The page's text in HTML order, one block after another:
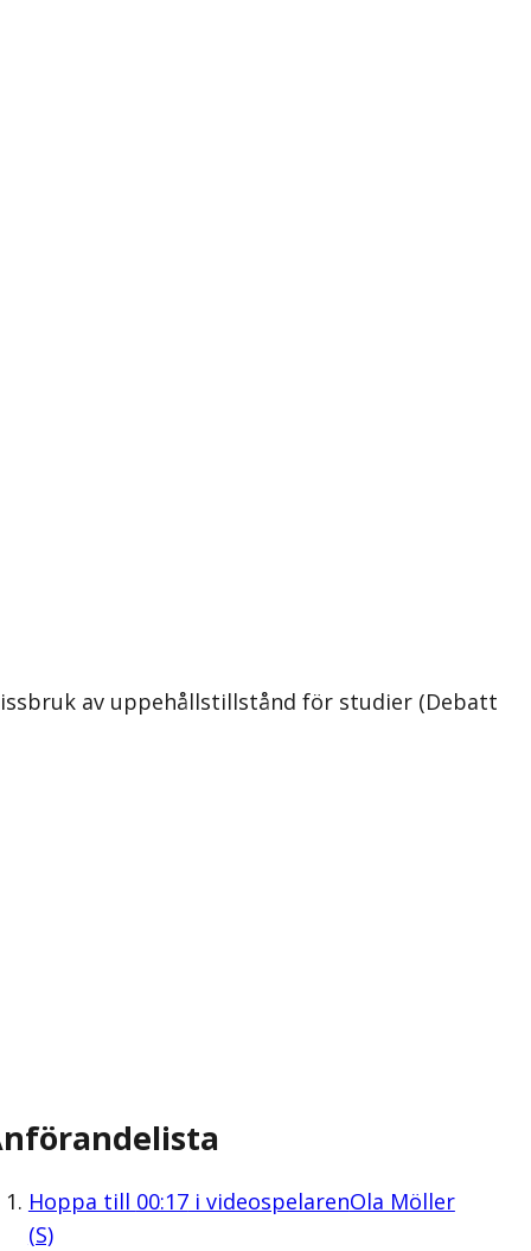
av uppehållstillstånd för studier (Debatt
Hoppa till 00:17i videospelarenOla Möller
(S)